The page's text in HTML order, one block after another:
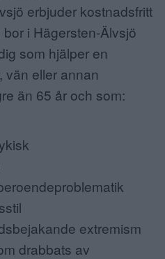
erbjuder kostnadsfritt
i Hägersten-Älvsjö
som hjälper en
vän eller annan
än 65 år och som:
extremism
drabbats av